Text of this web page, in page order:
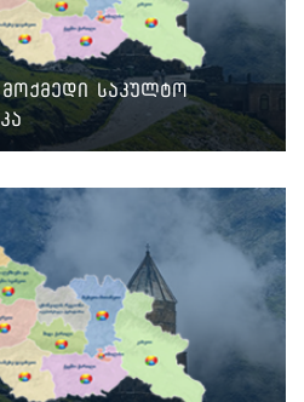
საკულტო